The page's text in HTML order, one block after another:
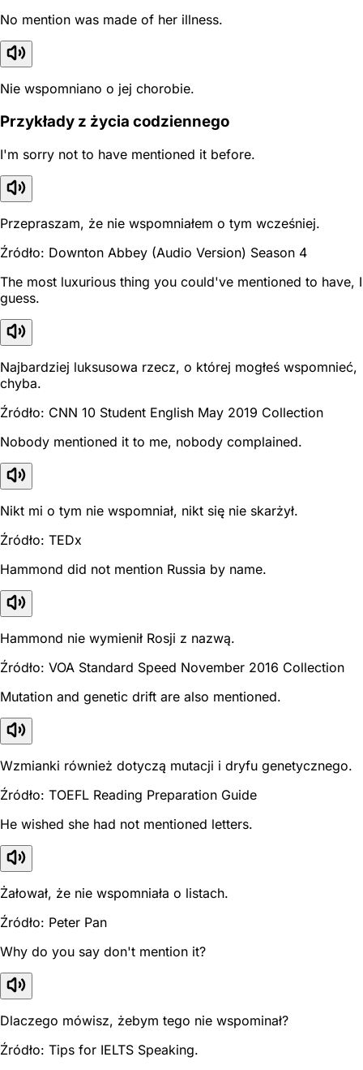
No mention was made of her illness.
Nie wspomniano o jej chorobie.
Przykłady z życia codziennego
I'm sorry not to have mentioned it before.
Przepraszam, że nie wspomniałem o tym wcześniej.
Źródło: Downton Abbey (Audio Version) Season 4
The most luxurious thing you could've mentioned to have, I
guess.
Najbardziej luksusowa rzecz, o której mogłeś wspomnieć,
chyba.
Źródło: CNN 10 Student English May 2019 Collection
Nobody mentioned it to me, nobody complained.
Nikt mi o tym nie wspomniał, nikt się nie skarżył.
Źródło: TEDx
Hammond did not mention Russia by name.
Hammond nie wymienił Rosji z nazwą.
Źródło: VOA Standard Speed November 2016 Collection
Mutation and genetic drift are also mentioned.
Wzmianki również dotyczą mutacji i dryfu genetycznego.
Źródło: TOEFL Reading Preparation Guide
He wished she had not mentioned letters.
Żałował, że nie wspomniała o listach.
Źródło: Peter Pan
Why do you say don't mention it?
Dlaczego mówisz, żebym tego nie wspominał?
Źródło: Tips for IELTS Speaking.